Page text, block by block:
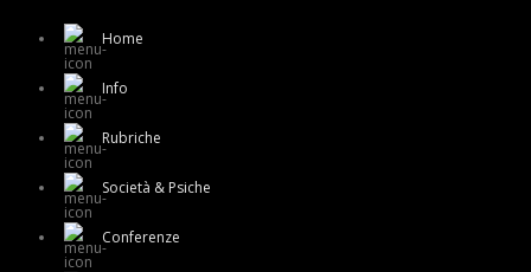
Home
Info
Rubriche
Società & Psiche
Conferenze